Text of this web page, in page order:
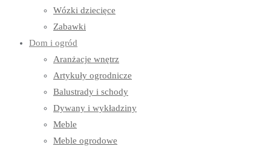
Wózki dziecięce
Zabawki
Dom i ogród
Aranżacje wnętrz
Artykuły ogrodnicze
Balustrady i schody
Dywany i wykładziny
Meble
Meble ogrodowe